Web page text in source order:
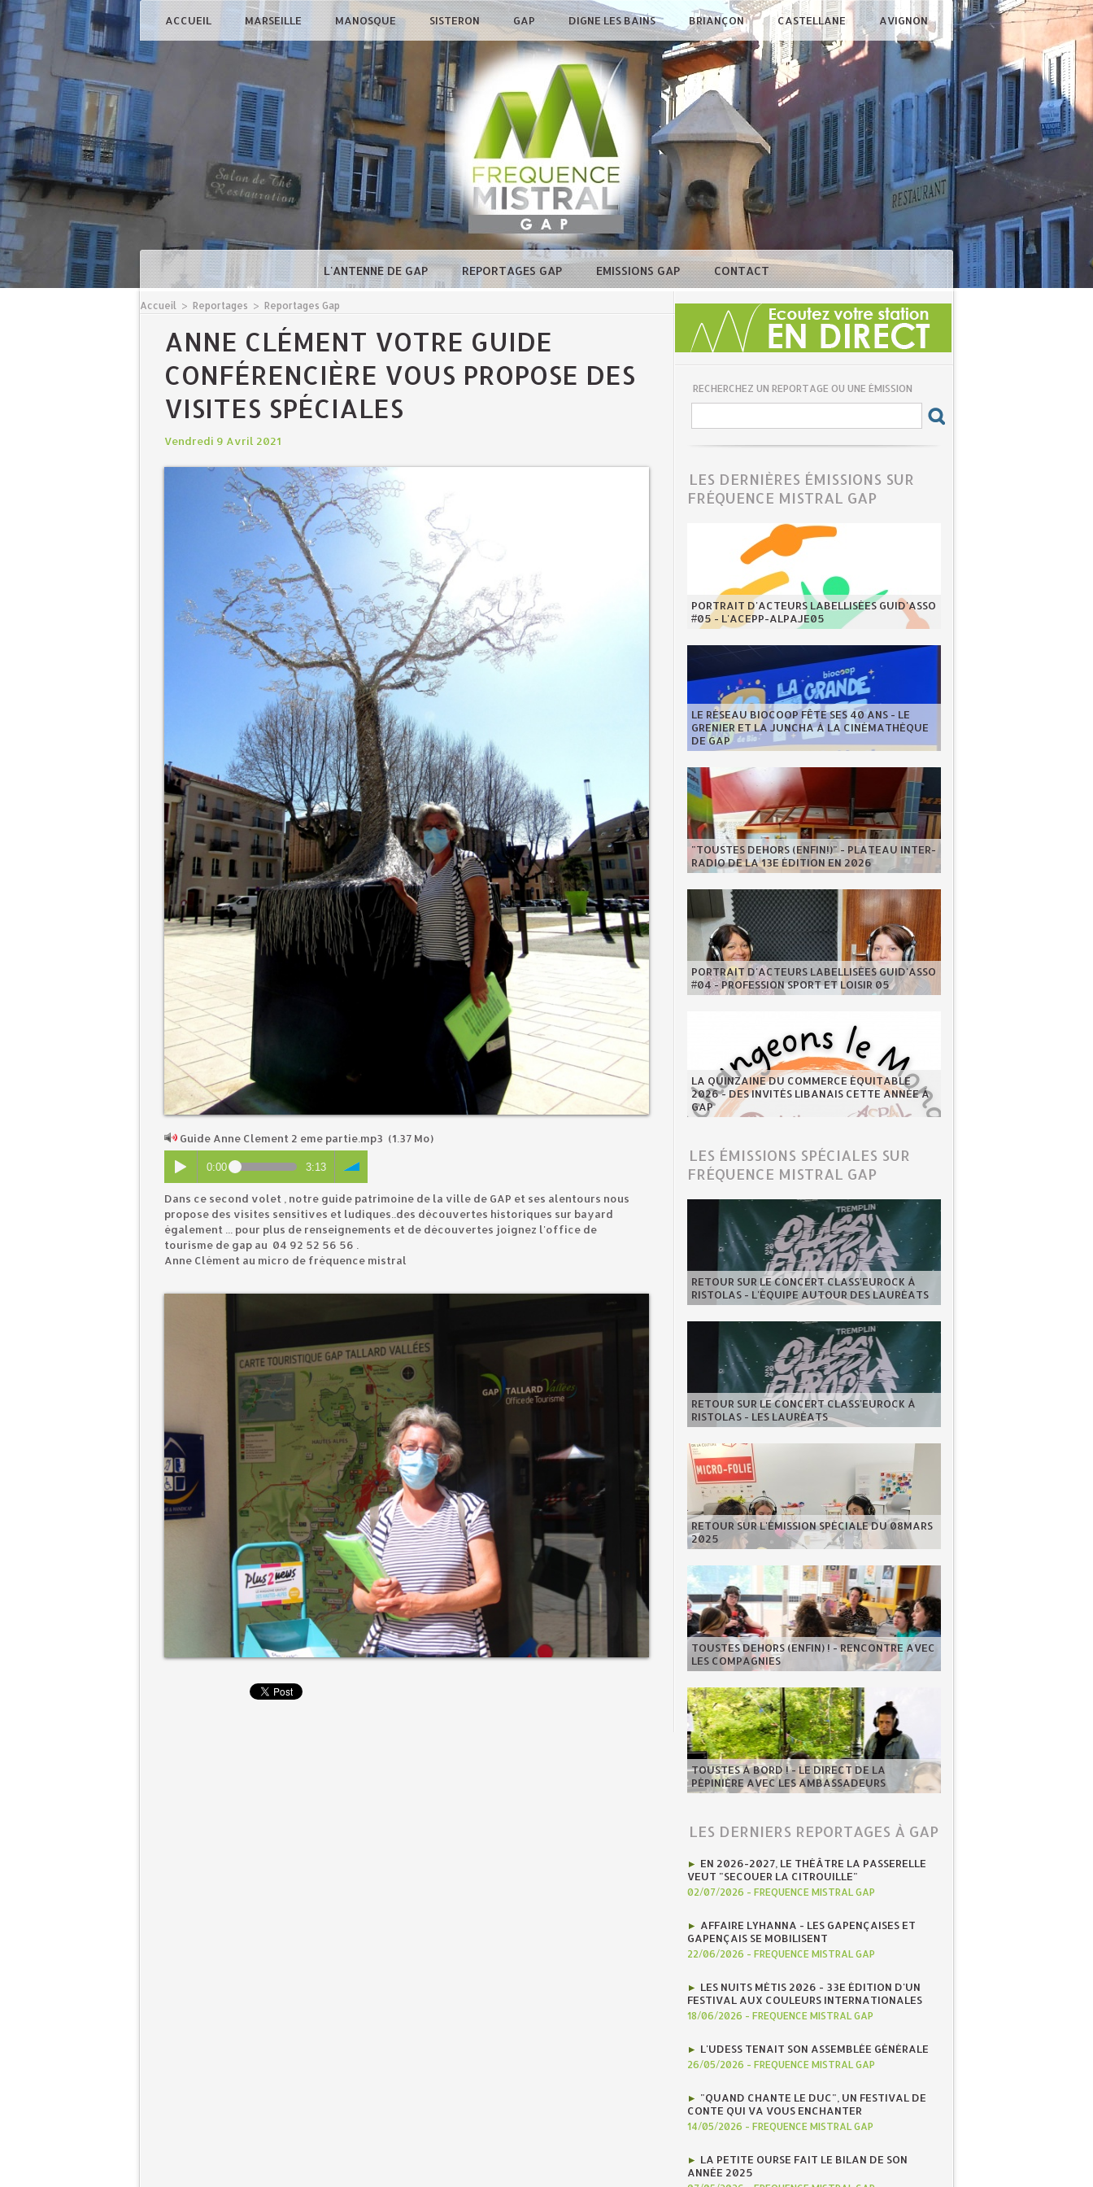
ACCUEIL MARSEILLE MANOSQUE SISTERON GAP DIGNE LES BAINS BRIANÇON CASTELLANE AVIGNON
L'ANTENNE DE GAP REPORTAGES GAP EMISSIONS GAP CONTACT
Accueil > Reportages > Reportages Gap
ANNE CLÉMENT VOTRE GUIDE
CONFÉRENCIÈRE VOUS PROPOSE DES
VISITES SPÉCIALES
Vendredi 9 Avril 2021
Guide Anne Clement 2 eme partie.mp3 (1.37 Mo)
0:00 3:13
Dans ce second volet , notre guide patrimoine de la ville de GAP et ses alentours nous
propose des visites sensitives et ludiques..des découvertes historiques sur bayard
également ... pour plus de renseignements et de découvertes joignez l'office de
tourisme de gap au 04 92 52 56 56 .
Anne Clément au micro de fréquence mistral
RECHERCHEZ UN REPORTAGE OU UNE ÉMISSION
LES DERNIÈRES ÉMISSIONS SUR
FRÉQUENCE MISTRAL GAP
PORTRAIT D'ACTEURS LABELLISÉES GUID'ASSO
#05 - L'ACEPP-ALPAJE05
LE RÉSEAU BIOCOOP FÊTE SES 40 ANS - LE
GRENIER ET LA JUNCHA À LA CINÉMATHÈQUE
DE GAP
"TOUSTES DEHORS (ENFIN!)" - PLATEAU INTER-
RADIO DE LA 13E ÉDITION EN 2026
PORTRAIT D'ACTEURS LABELLISÉES GUID'ASSO
#04 - PROFESSION SPORT ET LOISIR 05
LA QUINZAINE DU COMMERCE ÉQUITABLE
2026 - DES INVITÉS LIBANAIS CETTE ANNÉE À
GAP
LES ÉMISSIONS SPÉCIALES SUR
FRÉQUENCE MISTRAL GAP
RETOUR SUR LE CONCERT CLASS'EUROCK À
RISTOLAS - L'ÉQUIPE AUTOUR DES LAURÉATS
RETOUR SUR LE CONCERT CLASS'EUROCK À
RISTOLAS - LES LAURÉATS
RETOUR SUR L'ÉMISSION SPÉCIALE DU 08MARS
2025
TOUSTES DEHORS (ENFIN) ! - RENCONTRE AVEC
LES COMPAGNIES
TOUSTES À BORD ! - LE DIRECT DE LA
PÉPINIÈRE AVEC LES AMBASSADEURS
LES DERNIERS REPORTAGES À GAP
EN 2026-2027, LE THÉÂTRE LA PASSERELLE
VEUT "SECOUER LA CITROUILLE"
02/07/2026 - FREQUENCE MISTRAL GAP
AFFAIRE LYHANNA - LES GAPENÇAISES ET
GAPENÇAIS SE MOBILISENT
22/06/2026 - FREQUENCE MISTRAL GAP
LES NUITS MÉTIS 2026 - 33E ÉDITION D'UN
FESTIVAL AUX COULEURS INTERNATIONALES
18/06/2026 - FREQUENCE MISTRAL GAP
L'UDESS TENAIT SON ASSEMBLÉE GÉNÉRALE
26/05/2026 - FREQUENCE MISTRAL GAP
"QUAND CHANTE LE DUC", UN FESTIVAL DE
CONTE QUI VA VOUS ENCHANTER
14/05/2026 - FREQUENCE MISTRAL GAP
LA PETITE OURSE FAIT LE BILAN DE SON
ANNÉE 2025